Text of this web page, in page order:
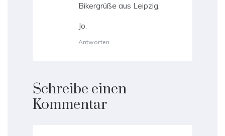
Bikergrüße aus Leipzig,
Jo.
Antworten
Schreibe einen
Kommentar